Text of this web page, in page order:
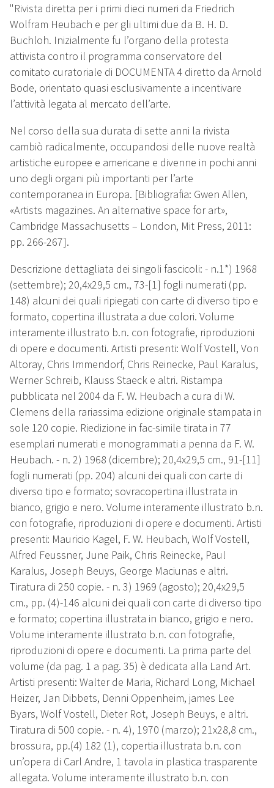
"Rivista diretta per i primi dieci numeri da Friedrich
Wolfram Heubach e per gli ultimi due da B. H. D.
Buchloh. Inizialmente fu l’organo della protesta
attivista contro il programma conservatore del
comitato curatoriale di DOCUMENTA 4 diretto da Arnold
Bode, orientato quasi esclusivamente a incentivare
l’attività legata al mercato dell’arte.
Nel corso della sua durata di sette anni la rivista
cambiò radicalmente, occupandosi delle nuove realtà
artistiche europee e americane e divenne in pochi anni
uno degli organi più importanti per l’arte
contemporanea in Europa. [Bibliografia: Gwen Allen,
«Artists magazines. An alternative space for art»,
Cambridge Massachusetts – London, Mit Press, 2011:
pp. 266-267].
Descrizione dettagliata dei singoli fascicoli: - n.1*) 1968
(settembre); 20,4x29,5 cm., 73-[1] fogli numerati (pp.
148) alcuni dei quali ripiegati con carte di diverso tipo e
formato, copertina illustrata a due colori. Volume
interamente illustrato b.n. con fotografie, riproduzioni
di opere e documenti. Artisti presenti: Wolf Vostell, Von
Altoray, Chris Immendorf, Chris Reinecke, Paul Karalus,
Werner Schreib, Klauss Staeck e altri. Ristampa
pubblicata nel 2004 da F. W. Heubach a cura di W.
Clemens della rariassima edizione originale stampata in
sole 120 copie. Riedizione in fac-simile tirata in 77
esemplari numerati e monogrammati a penna da F. W.
Heubach. - n. 2) 1968 (dicembre); 20,4x29,5 cm., 91-[11]
fogli numerati (pp. 204) alcuni dei quali con carte di
diverso tipo e formato; sovracopertina illustrata in
bianco, grigio e nero. Volume interamente illustrato b.n.
con fotografie, riproduzioni di opere e documenti. Artisti
presenti: Mauricio Kagel, F. W. Heubach, Wolf Vostell,
Alfred Feussner, June Paik, Chris Reinecke, Paul
Karalus, Joseph Beuys, George Maciunas e altri.
Tiratura di 250 copie. - n. 3) 1969 (agosto); 20,4x29,5
cm., pp. (4)-146 alcuni dei quali con carte di diverso tipo
e formato; copertina illustrata in bianco, grigio e nero.
Volume interamente illustrato b.n. con fotografie,
riproduzioni di opere e documenti. La prima parte del
volume (da pag. 1 a pag. 35) è dedicata alla Land Art.
Artisti presenti: Walter de Maria, Richard Long, Michael
Heizer, Jan Dibbets, Denni Oppenheim, james Lee
Byars, Wolf Vostell, Dieter Rot, Joseph Beuys, e altri.
Tiratura di 500 copie. - n. 4), 1970 (marzo); 21x28,8 cm.,
brossura, pp.(4) 182 (1), copertia illustrata b.n. con
un’opera di Carl Andre, 1 tavola in plastica trasparente
allegata. Volume interamente illustrato b.n. con